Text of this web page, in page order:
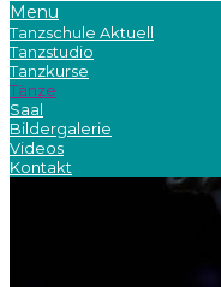
Menu
Tanzschule Aktuell
Tanzstudio
Tanzkurse
Tänze
Saal
Bildergalerie
Videos
Kontakt